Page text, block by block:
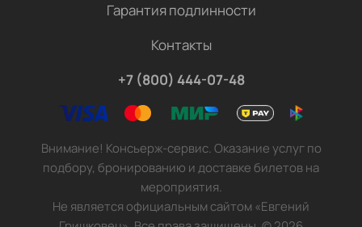
Гарантия подлинности
Контакты
+7 (800) 444-07-48
Внимание! Консьерж-сервис. Оказание услуг по
подбору, бронированию и доставке билетов на
мероприятия.
Не является официальным сайтом «Евгений